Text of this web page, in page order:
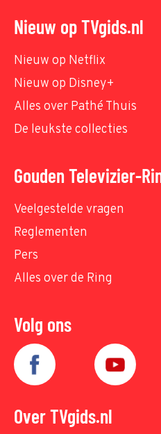
Nieuw op TVgids.nl
Nieuw op Netflix
Nieuw op Disney+
Alles over Pathé Thuis
De leukste collecties
Gouden Televizier-
Veelgestelde vragen
Reglementen
Pers
Alles over de Ring
Volg ons
Over TVgids.nl